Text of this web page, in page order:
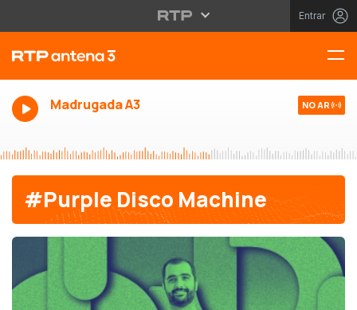
Entrar
Madrugada A3 NO AR
#Purple Disco Machine